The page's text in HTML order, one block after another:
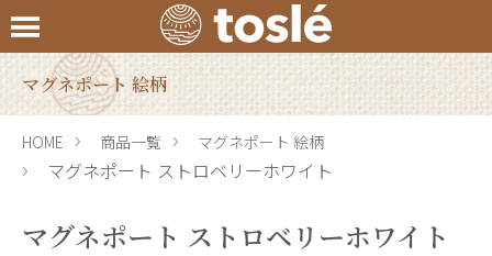
マグネポート 絵柄
HOME 商品一覧 マグネポート 絵柄
マグネポート ストロベリーホワイト
マグネポート ストロベリーホワイト